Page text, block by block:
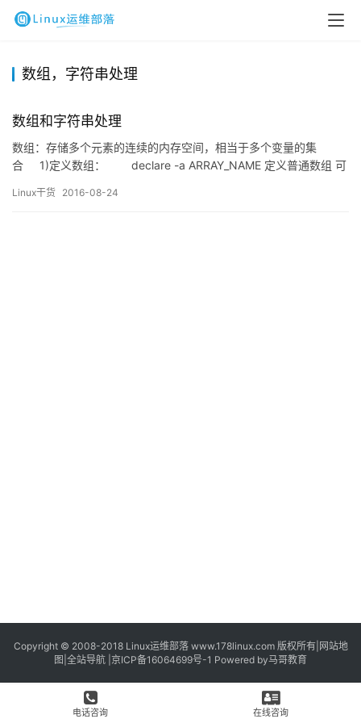
数组，字符串处理
数组和字符串处理
数组：存储多个元素的连续的内存空间，相当于多个变量的集
合 1)定义数组： declare -a ARRAY_NAME 定义普通数组 可
Linux干货 2016-08-24
Copyright © 2008-2018 Linux运维部落www.178linux.com 版权所有| 网站地
图 全站导航 京ICP备16064699号-1 Powered by马哥教育
电话咨询 在线咨询